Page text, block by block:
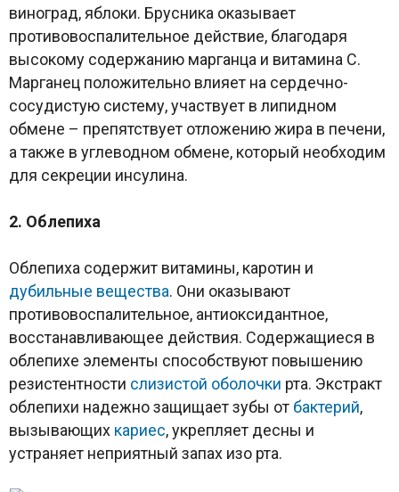
виноград, яблоки. Брусника оказывает
противовоспалительное действие, благодаря
высокому содержанию марганца и витамина C.
Марганец положительно влияет на сердечно-
сосудистую систему, участвует в липидном
обмене – препятствует отложению жира в печени,
а также в углеводном обмене, который необходим
для секреции инсулина.
2. Облепиха
Облепиха содержит витамины, каротин и
дубильные вещества. Они оказывают
противовоспалительное, антиоксидантное,
восстанавливающее действия. Содержащиеся в
облепихе элементы способствуют повышению
резистентности слизистой оболочки рта. Экстракт
облепихи надежно защищает зубы от бактерий,
вызывающих кариес, укрепляет десны и
устраняет неприятный запах изо рта.